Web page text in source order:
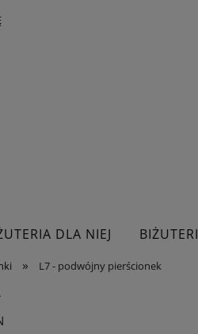
DLA NIEJ
» L7 - podwójny pierścionek